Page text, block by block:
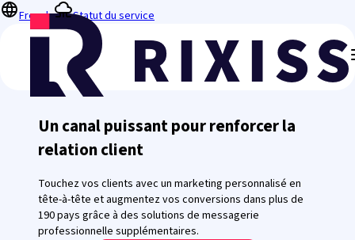
French Statut du service
Un canal puissant pour renforcer la
relation client
Touchez vos clients avec un marketing personnalisé en
tête-à-tête et augmentez vos conversions dans plus de
190 pays grâce à des solutions de messagerie
professionnelle supplémentaires.